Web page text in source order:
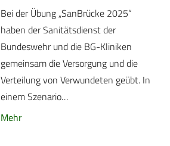
Bei der Übung „SanBrücke 2025“
haben der Sanitätsdienst der
Bundeswehr und die BG-Kliniken
gemeinsam die Versorgung und die
Verteilung von Verwundeten geübt. In
einem Szenario…
Mehr